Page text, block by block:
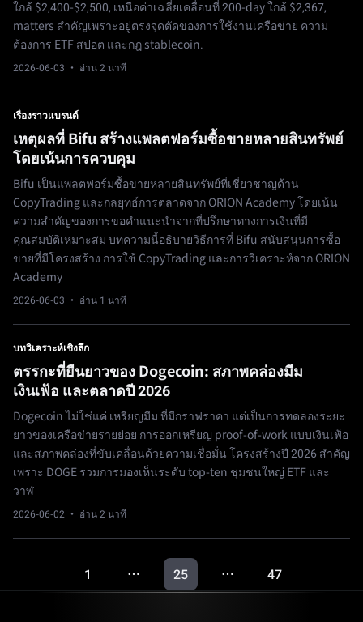
ใกล้ $2,400-$2,500, เหนือค่าเฉลี่ยเคลื่อนที่ 200-day ใกล้ $2,367,
matters สำคัญเพราะอยู่ตรงจุดตัดของการใช้งานเครือข่าย ความ
ต้องการ ETF สปอต และกฎ stablecoin.
2026-06-03 · อ่าน 2 นาที
เรื่องราวแบรนด์
เหตุผลที่ Bifu สร้างแพลตฟอร์มซื้อขายหลายสินทรัพย์
โดยเน้นการควบคุม
Bifu เป็นแพลตฟอร์มซื้อขายหลายสินทรัพย์ที่เชี่ยวชาญด้าน
CopyTrading และกลยุทธ์การตลาดจาก ORION Academy โดยเน้น
ความสำคัญของการขอคำแนะนำจากที่ปรึกษาทางการเงินที่มี
คุณสมบัติเหมาะสม บทความนี้อธิบายวิธีการที่ Bifu สนับสนุนการซื้อ
ขายที่มีโครงสร้าง การใช้ CopyTrading และการวิเคราะห์จาก ORION
Academy
2026-06-03 · อ่าน 1 นาที
บทวิเคราะห์เชิงลึก
ตรรกะที่ยืนยาวของ Dogecoin: สภาพคล่องมีม
เงินเฟ้อ และตลาดปี 2026
Dogecoin ไม่ใช่แค่ เหรียญมีม ที่มีกราฟราคา แต่เป็นการทดลองระยะ
ยาวของเครือข่ายรายย่อย การออกเหรียญ proof-of-work แบบเงินเฟ้อ
และสภาพคล่องที่ขับเคลื่อนด้วยความเชื่อมั่น โครงสร้างปี 2026 สำคัญ
เพราะ DOGE รวมการมองเห็นระดับ top-ten ชุมชนใหญ่ ETF และ
วาฬ
2026-06-02 · อ่าน 2 นาที
1 … 25 … 47